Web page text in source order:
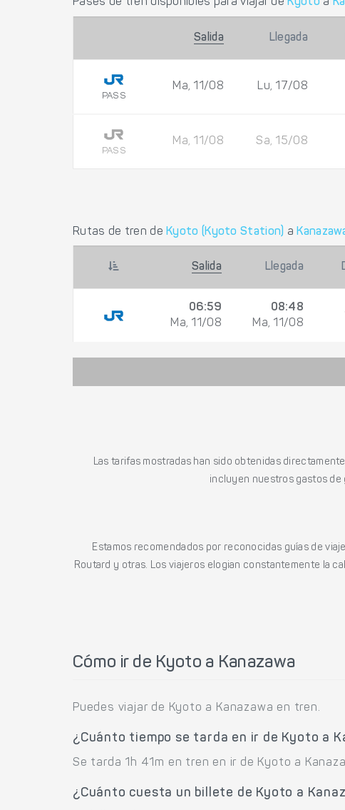
Salida Llegada
PASS
Ma, 11/08 Lu, 17/08
PASS
Ma, 11/08 Sa, 15/08
Rutas de tren de Kyoto (Kyoto Station) a
Salida Llegada
06:59
Ma, 11/08
08:48
Ma, 11/08
Las tarifas mostradas han sido obtenidas
incluyen nuestros gastos de
Estamos recomendados por reconocidas guías de
Routard y otras. Los viajeros elogian constantemente la
Cómo ir de Kyoto a Kanazawa
Puedes viajar de Kyoto a Kanazawa en tren.
¿Cuánto tiempo se tarda en ir de Kyoto a
Se tarda 1h 41m en tren en ir de Kyoto a
¿Cuánto cuesta un billete de Kyoto a